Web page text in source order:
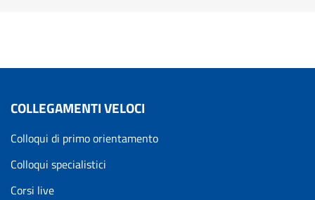
COLLEGAMENTI VELOCI
Colloqui di primo orientamento
Colloqui specialistici
Corsi live